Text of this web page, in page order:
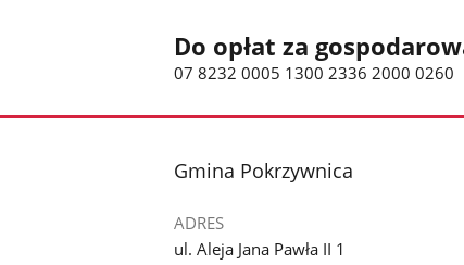
Do opłat za
07 8232 0005 1300 2336 2000 0260
stopka
Gmina Pokrzywnica
ADRES
ul. Aleja Jana Pawła II 1